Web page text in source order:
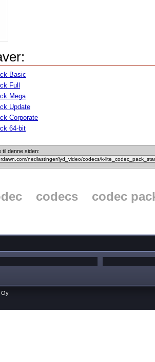
Basic
Full
Mega
Update
Corporate
64-bit
til denne siden:
codecs
codec
Oy